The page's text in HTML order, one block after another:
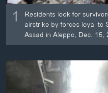
ສຽງ
ລາຍການກະຈາຍສຽງ
ຕິດຕາມພວກເຮົາ ທີ່
ພາສາຕ່າງໆ
1
Residents look for
airstrike by forces loyal to
Assad in Aleppo, Dec. 15,